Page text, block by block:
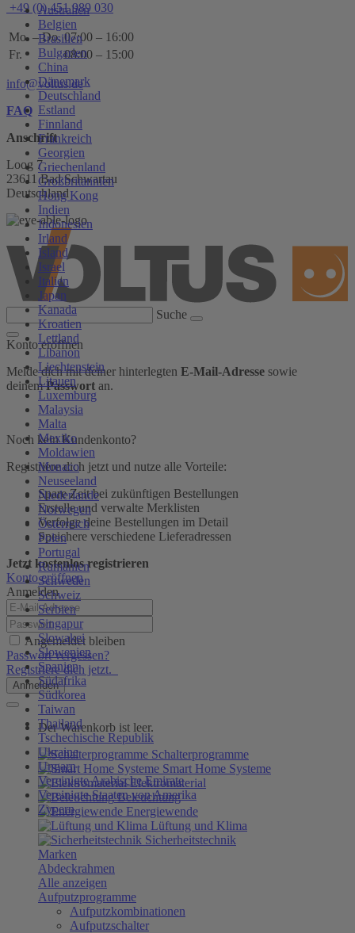
Australien
Belgien
Brasilien
Bulgarien
China
Dänemark
Deutschland
Estland
Finnland
Frankreich
Georgien
Griechenland
Großbritannien
Hong Kong
Indien
Indonesien
Irland
Island
Israel
Italien
Japan
Kanada
Kroatien
Lettland
Libanon
Liechtenstein
Litauen
Luxemburg
Malaysia
Malta
Mexiko
Moldawien
Monaco
Neuseeland
Niederlande
Norwegen
Österreich
Polen
Portugal
Rumänien
Schweden
Schweiz
Serbien
Singapur
Slowakei
Slowenien
Spanien
Südafrika
Südkorea
Taiwan
Thailand
Tschechische Republik
Ukraine
Ungarn
Vereinigte Arabische Emirate
Vereinigte Staaten von Amerika
Zypern
+49 (0) 451 989 030
Mo. – Do. 07:00 – 16:00
Fr.
08:00 – 15:00
info@voltus.de
FAQ
Anschrift
Loog 7
23611 Bad Schwartau
Deutschland
Suche
Konto eröffnen
Melde dich mit deiner hinterlegten E-Mail-Adresse sowie
deinemPasswort an.
Noch kein Kundenkonto?
Registriere dich jetzt und nutze alle Vorteile:
Spare Zeit bei zukünftigen Bestellungen
Erstelle und verwalte Merklisten
Verfolge deine Bestellungen im Detail
Speichere verschiedene Lieferadressen
Jetzt kostenlos registrieren
Konto eröffnen
Anmelden
Angemeldet bleiben
Passwort vergessen?
Registriere dich jetzt.
Anmelden
Der Warenkorb ist leer.
Schalterprogramme
Smart Home Systeme
Elektromaterial
Beleuchtung
Energiewende
Lüftung und Klima
Sicherheitstechnik
Marken
Abdeckrahmen
Alle anzeigen
Aufputzprogramme
Aufputzkombinationen
Aufputzschalter